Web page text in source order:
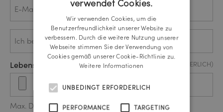
Mail
Ich
bewerbe
…*
(ERFORDERLICH)
Lebenslauf / CV Upload (ERFORDERLICH)
Max. Dateigröße: 20 MB.
GERMAN
verwendet Cookies.
Wir verwenden Cookies, um die
Benutzerfreundlichkeit unserer Website zu
verbessern. Durch die weitere Nutzung unserer
Webseite stimmen Sie der Verwendung von
Cookies gemäß unserer Cookie-Richtlinie zu.
Weitere Informationen
UNBEDINGT ERFORDERLICH
PERFORMANCE TARGETING